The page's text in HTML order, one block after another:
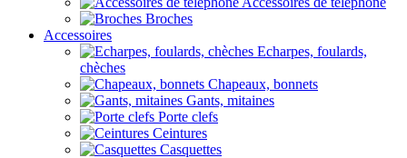
Broches
Accessoires
Echarpes, foulards,
chèches
Chapeaux, bonnets
Gants, mitaines
Porte clefs
Ceintures
Casquettes